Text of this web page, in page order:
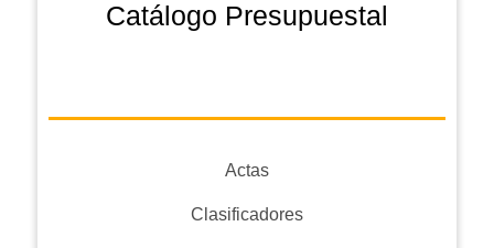
Catálogo Presupuestal
Actas
Clasificadores